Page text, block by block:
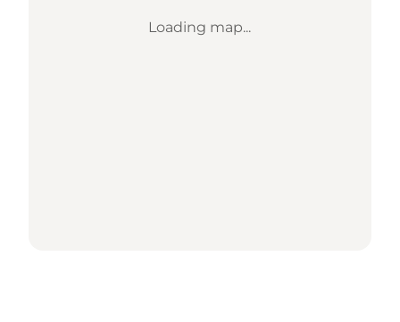
Loading map...